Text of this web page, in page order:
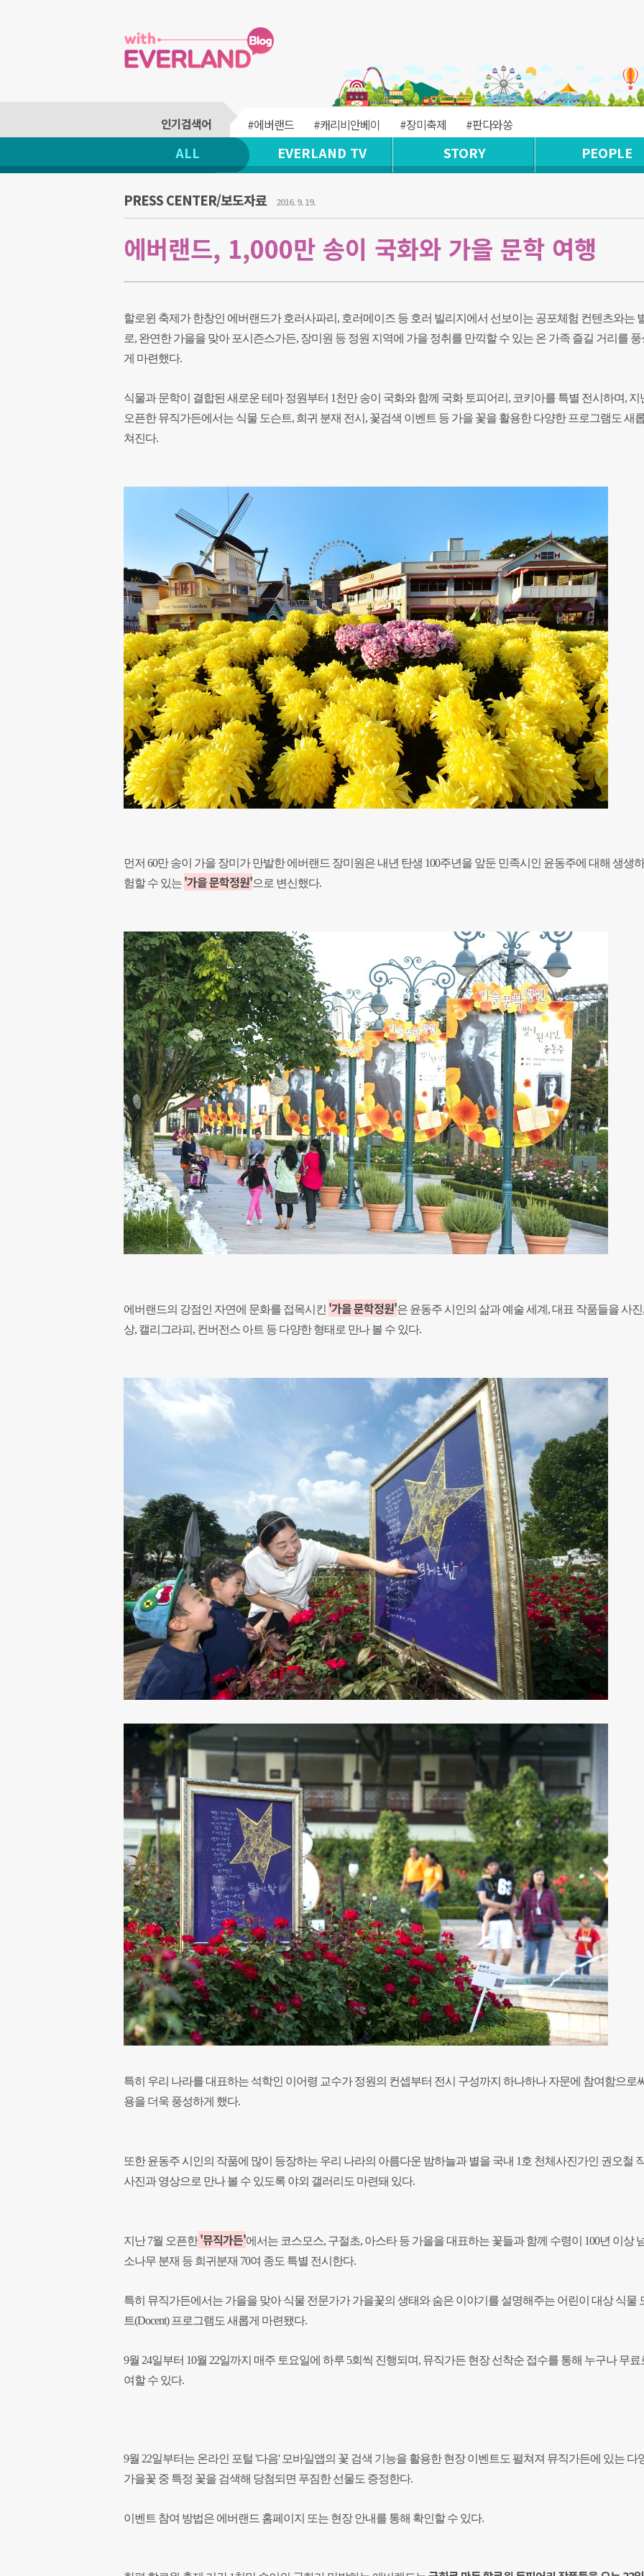
#에버랜드 #캐리비안베이 #장미축제 #판다와쏭
ALL EVERLAND TV STORY PEOPLE
PRESS CENTER/보도자료 2016. 9. 19.
에버랜드, 1,000만 송이 국화와 가을 문학 여행
할로윈 축제가 한창인 에버랜드가 호러사파리, 호러메이즈 등 호러 빌리지에서 선보이는 공포체험 컨텐츠와는
로, 완연한 가을을 맞아 포시즌스가든, 장미원 등 정원 지역에 가을 정취를 만끽할 수 있는 온 가족 즐길 거리를
게 마련했다.
식물과 문학이 결합된 새로운 테마 정원부터 1천만 송이 국화와 함께 국화 토피어리, 코키아를 특별 전시하며, 지
오픈한 뮤직가든에서는 식물 도슨트, 희귀 분재 전시, 꽃검색 이벤트 등 가을 꽃을 활용한 다양한 프로그램도 새
쳐진다.
먼저 60만 송이 가을 장미가 만발한 에버랜드 장미원은 내년 탄생 100주년을 앞둔 민족시인 윤동주에 대해 생생
험할 수 있는 '가을 문학정원'으로 변신했다.
에버랜드의 강점인 자연에 문화를 접목시킨 '가을 문학정원'은 윤동주 시인의 삶과 예술 세계, 대표 작품들을 사진
상, 캘리그라피, 컨버전스 아트 등 다양한 형태로 만나 볼 수 있다.
특히 우리 나라를 대표하는 석학인 이어령 교수가 정원의 컨셉부터 전시 구성까지 하나하나 자문에 참여함으로
용을 더욱 풍성하게 했다.
또한 윤동주 시인의 작품에 많이 등장하는 우리 나라의 아름다운 밤하늘과 별을 국내 1호 천체사진가인 권오철
사진과 영상으로 만나 볼 수 있도록 야외 갤러리도 마련돼 있다.
지난 7월 오픈한 '뮤직가든'에서는 코스모스, 구절초, 아스타 등 가을을 대표하는 꽃들과 함께 수령이 100년 이상
소나무 분재 등 희귀분재 70여 종도 특별 전시한다.
특히 뮤직가든에서는 가을을 맞아 식물 전문가가 가을꽃의 생태와 숨은 이야기를 설명해주는 어린이 대상 식물
트(Docent) 프로그램도 새롭게 마련됐다.
9월 24일부터 10월 22일까지 매주 토요일에 하루 5회씩 진행되며, 뮤직가든 현장 선착순 접수를 통해 누구나 무료
여할 수 있다.
9월 22일부터는 온라인 포털 '다음' 모바일앱의 꽃 검색 기능을 활용한 현장 이벤트도 펼쳐져 뮤직가든에 있는 다
가을꽃 중 특정 꽃을 검색해 당첨되면 푸짐한 선물도 증정한다.
이벤트 참여 방법은 에버랜드 홈페이지 또는 현장 안내를 통해 확인할 수 있다.